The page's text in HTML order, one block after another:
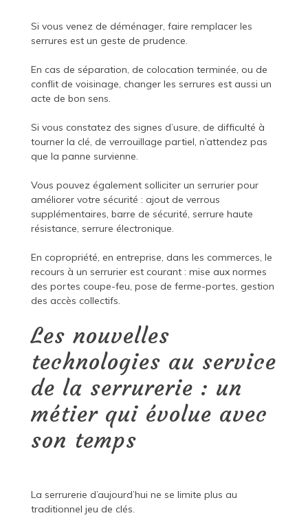
Si vous venez de déménager, faire remplacer les
serrures est un geste de prudence.
En cas de séparation, de colocation terminée, ou de
conflit de voisinage, changer les serrures est aussi un
acte de bon sens.
Si vous constatez des signes d’usure, de difficulté à
tourner la clé, de verrouillage partiel, n’attendez pas
que la panne survienne.
Vous pouvez également solliciter un serrurier pour
améliorer votre sécurité : ajout de verrous
supplémentaires, barre de sécurité, serrure haute
résistance, serrure électronique.
En copropriété, en entreprise, dans les commerces, le
recours à un serrurier est courant : mise aux normes
des portes coupe-feu, pose de ferme-portes, gestion
des accès collectifs.
Les nouvelles
technologies au service
de la serrurerie : un
métier qui évolue avec
son temps
La serrurerie d’aujourd’hui ne se limite plus au
traditionnel jeu de clés.